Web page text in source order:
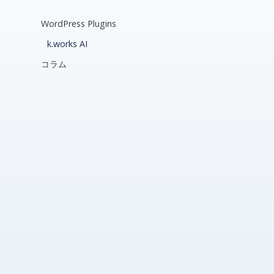
WordPress Plugins
k.works AI
コラム